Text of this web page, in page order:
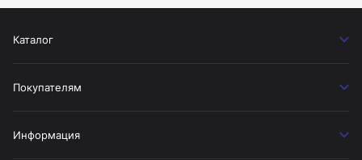
Каталог
Покупателям
Информация